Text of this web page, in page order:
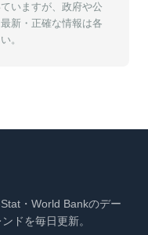
いますが、政府や公
新・正確な情報は各
。
・World Bankのデー
ドを毎日更新。